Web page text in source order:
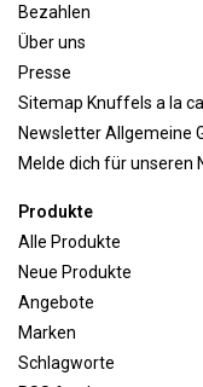
Bezahlen
Über uns
Presse
Sitemap Knuffels a la
Newsletter Allgemeine
Melde dich für unseren
Produkte
Alle Produkte
Neue Produkte
Angebote
Marken
Schlagworte